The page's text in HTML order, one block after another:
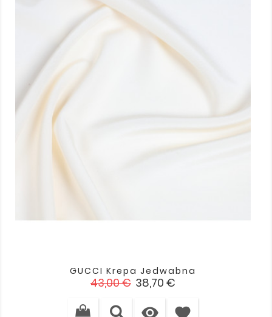
GUCCI Krepa Jedwabna
Cena
43,00 € Cena
38,70 €
